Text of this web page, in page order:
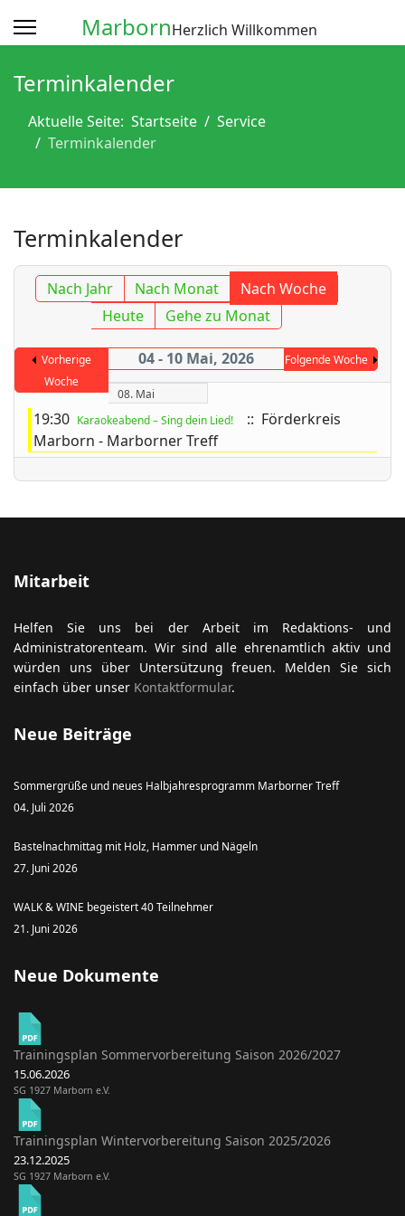
MarbornHerzlich Willkommen
Terminkalender
Aktuelle Seite: Startseite
Service
Terminkalender
Terminkalender
Nach Jahr Nach Monat
Nach Woche
Heute
Gehe zu Monat
Vorherige
Woche
04 - 10 Mai, 2026 Folgende Woche
08. Mai
19:30 Karaokeabend – Sing dein Lied!
:: Förderkreis
Marborn - Marborner Treff
Mitarbeit
Helfen Sie uns bei der Arbeit im Redaktions- und
Administratorenteam. Wir sind alle ehrenamtlich aktiv und
würden uns über Untersützung freuen. Melden Sie sich
einfach über unser Kontaktformular.
Neue Beiträge
Sommergrüße und neues Halbjahresprogramm Marborner Treff
04. Juli 2026
Bastelnachmittag mit Holz, Hammer und Nägeln
27. Juni 2026
WALK & WINE begeistert 40 Teilnehmer
21. Juni 2026
Neue Dokumente
Trainingsplan Sommervorbereitung Saison 2026/2027
15.06.2026
SG 1927 Marborn e.V.
Trainingsplan Wintervorbereitung Saison 2025/2026
23.12.2025
SG 1927 Marborn e.V.
anzeigen